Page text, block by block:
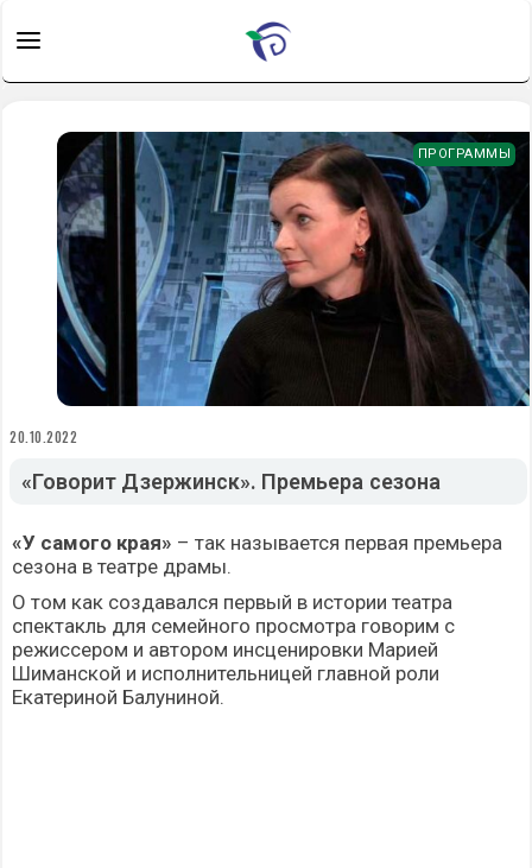
ПРОГРАММЫ
20.10.2022
«Говорит Дзержинск». Премьера сезона
«У самого края» – так называется первая премьера
сезона в театре драмы.
О том как создавался первый в истории театра
спектакль для семейного просмотра говорим с
режиссером и автором инсценировки Марией
Шиманской и исполнительницей главной роли
Екатериной Балуниной.